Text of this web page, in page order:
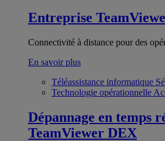
Entreprise
Connectivité à distance pour des
En savoir plus
Téléassistance informatique
Technologie opérationnelle
Dépannage en temps
TeamViewer DEX